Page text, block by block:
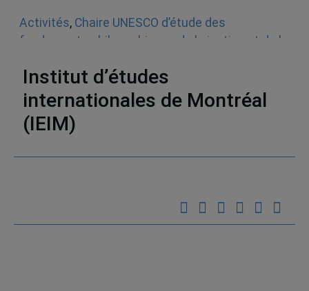
Activités, Chaire UNESCO d’étude des
fondements philosophiques de la justice et de la
Institut d’études
internationales de Montréal
(IEIM)